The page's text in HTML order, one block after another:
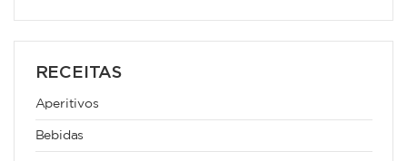
RECEITAS
Aperitivos
Bebidas